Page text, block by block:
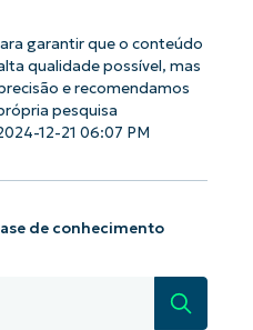
garantir que o conteúdo
qualidade possível, mas
e recomendamos
pesquisa
12-21 06:07 PM
de conhecimento
análises de KB
do NinjaOne!